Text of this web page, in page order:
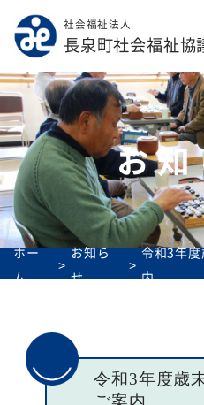
社会福祉法人
長泉町社会福祉協
メニュ
社協とは
お
ホー
ム
お知ら
せ
令和3年
内
令和3年度歳
ご案内